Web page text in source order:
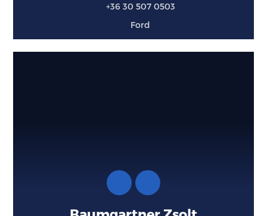
+36 30 507 0503
Ford